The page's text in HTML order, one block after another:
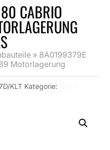
CABRIO
» 8A0199379E
Motorlagerung
KLT Kategorie: